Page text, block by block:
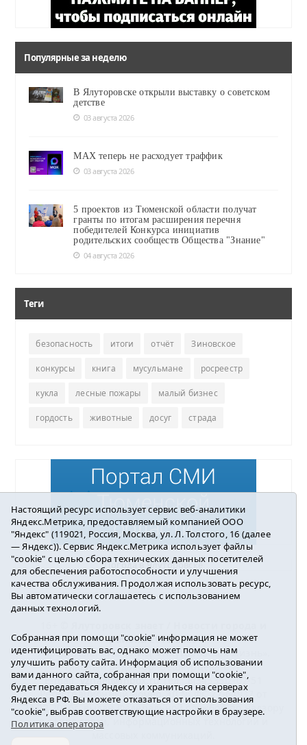
Популярные за неделю
В Ялуторовске открыли выставку о советском
детстве
03 августа 2026
MAX теперь не расходует траффик
03 августа 2026
5 проектов из Тюменской области получат
гранты по итогам расширения перечня
победителей Конкурса инициатив
родительских сообществ Общества "Знание"
04 августа 2026
Теги
безопасность итоги отчёт Зиновское
конкурсы книга мусульмане росреестр
кукла лесные пожары малый бизнес
гордость животные досуг страда
Погода в Ялуторовске
района2016-2023
Учредитель: АНО «ИИЦ « Ялуторовская жизнь».
Главный редактор: Вешкурцева С.П.
E-mail:yznaet@inbox.ruТел.: 8(34535)2-02-51
Регистрационный номер ЭЛ № ФС 77-64937 от
24.02.2016г. выдан Федеральной службой по надзору
в сфере связи, информационных технологий и
Настоящий ресурс использует сервис веб-аналитики
Яндекс.Метрика, предоставляемый компанией ООО
"Яндекс" (119021, Россия, Москва, ул. Л. Толстого, 16 (далее
— Яндекс)). Сервис Яндекс.Метрика использует файлы
"cookie" с целью сбора технических данных посетителей
для обеспечения работоспособности и улучшения
качества обслуживания. Продолжая использовать ресурс,
Вы автоматически соглашаетесь с использованием
данных технологий.
Собранная при помощи "cookie" информация не может
идентифицировать вас, однако может помочь нам
улучшить работу сайта. Информация об использовании
вами данного сайта, собранная при помощи "cookie",
будет передаваться Яндексу и храниться на серверах
Яндекса в РФ. Вы можете отказаться от использования
"cookie", выбрав соответствующие настройки в браузере.
Политика оператора